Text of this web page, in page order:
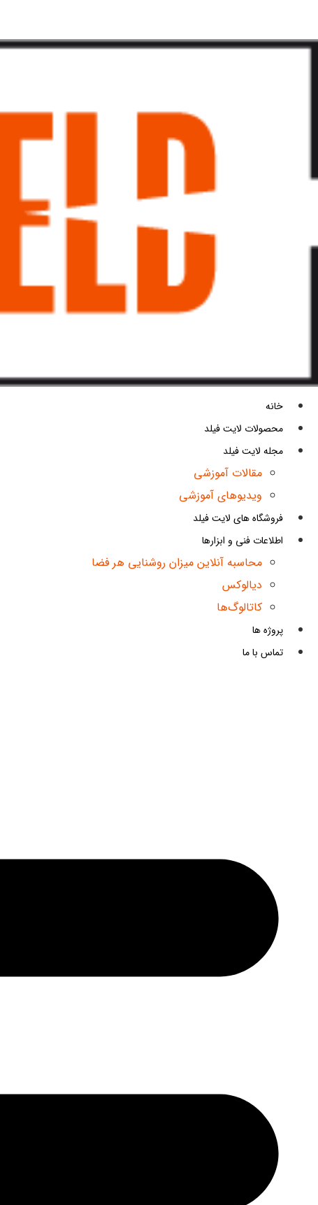
محتوا
خانه
محصولات لایت فیلد
مجله لایت فیلد
مقالات آموزشی
ویدیوهای آموزشی
فروشگاه های لایت فیلد
اطلاعات فنی و ابزارها
محاسبه آنلاین میزان روشنایی هر فضا
دیالوکس
کاتالوگ‌ها
پروژه ها
تماس با ما